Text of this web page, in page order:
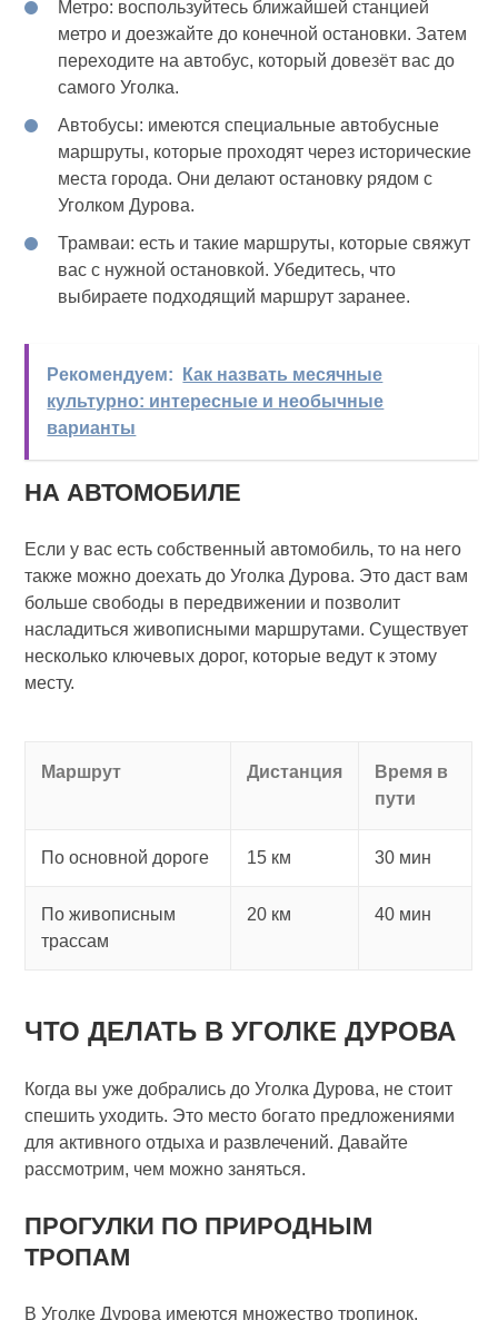
Метро: воспользуйтесь ближайшей станцией
метро и доезжайте до конечной остановки. Затем
переходите на автобус, который довезёт вас до
самого Уголка.
Автобусы: имеются специальные автобусные
маршруты, которые проходят через исторические
места города. Они делают остановку рядом с
Уголком Дурова.
Трамваи: есть и такие маршруты, которые свяжут
вас с нужной остановкой. Убедитесь, что
выбираете подходящий маршрут заранее.
Рекомендуем:
Как назвать месячные
культурно: интересные и необычные
варианты
НА АВТОМОБИЛЕ
Если у вас есть собственный автомобиль, то на него
также можно доехать до Уголка Дурова. Это даст вам
больше свободы в передвижении и позволит
насладиться живописными маршрутами. Существует
несколько ключевых дорог, которые ведут к этому
месту.
Маршрут Дистанция
Время в
пути
По основной дороге 15 км 30 мин
По живописным
трассам
20 км 40 мин
ЧТО ДЕЛАТЬ В УГОЛКЕ ДУРОВА
Когда вы уже добрались до Уголка Дурова, не стоит
спешить уходить. Это место богато предложениями
для активного отдыха и развлечений. Давайте
рассмотрим, чем можно заняться.
ПРОГУЛКИ ПО ПРИРОДНЫМ
ТРОПАМ
В Уголке Дурова имеются множество тропинок,